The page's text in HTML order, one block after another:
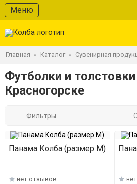
Меню
Главная » Каталог » Сувенирная
Футболки и
Красногорске
Фильтры
Панама Колба (размер M)
нет отзывов